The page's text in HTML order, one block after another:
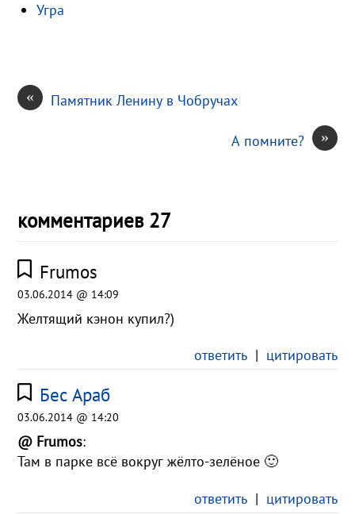
Угра
« Памятник Ленину в Чобручах
»
А помните?
комментариев 27
Frumos
03.06.2014 @ 14:09
Желтящий кэнон купил?)
ответить| цитировать
Бес Араб
03.06.2014 @ 14:20
@ Frumos:
Там в парке всё вокруг жёлто-зелёное 🙂
ответить| цитировать